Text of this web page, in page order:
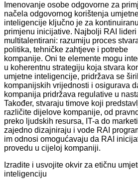
Imenovanje osobe odgovorne za
načela odgovornog korištenja
inteligencije ključno je za kontinuiranu
primjenu inicijative. Najbolji RAI lideri
multitalentirani: razumiju proces
politika, tehničke zahtjeve i potrebe
kompanije. Oni te elemente mogu
u koherentnu strategiju koja stvara
umjetne inteligencije, pridržava se
kompanijskih vrijednosti i osigurava
kompanija pridržava regulative u
Također, stvaraju timove koji
različite dijelove kompanije, od
preko ljudskih resursa, IT-a do
zajedno dizajniraju i vode RAI
im odnosi omogućavaju da RAI
provedu u cijeloj kompaniji.
Izradite i usvojite okvir za etičnu
inteligenciju